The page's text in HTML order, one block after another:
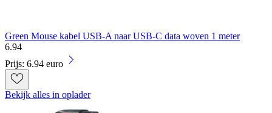
Green Mouse kabel USB-A naar USB-C data woven 1 meter
6.94
Prijs: 6.94 euro
Bekijk alles in oplader